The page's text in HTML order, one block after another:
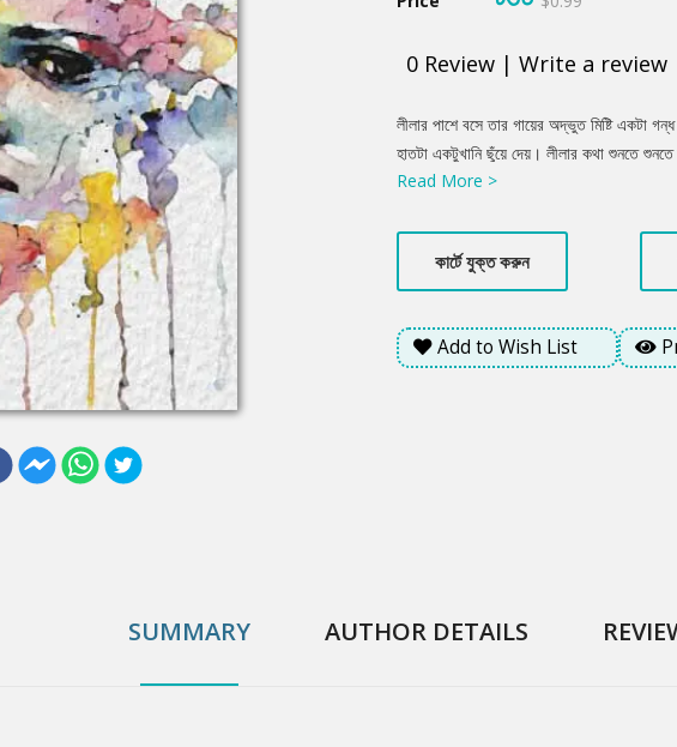
0 Review | Write a review
Product
Summery
লীলার পাশে বসে তার গায়ের অদ্ভুত মিষ্টি একটা
হাতটা একটুখানি ছুঁয়ে দেয়। লীলার কথা শুনতে
লীলার হাতের ওপর একটা হাত রাখল। আমি চাইনি,
Read More >
কার্টে যুক্ত করুন
Add to Wish List
SUMMARY AUTHOR DETAILS